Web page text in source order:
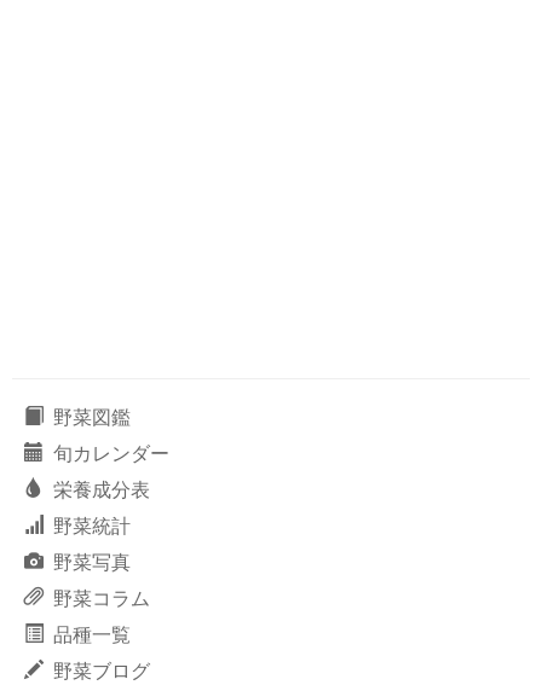
野菜図鑑
旬カレンダー
栄養成分表
野菜統計
野菜写真
野菜コラム
品種一覧
野菜ブログ